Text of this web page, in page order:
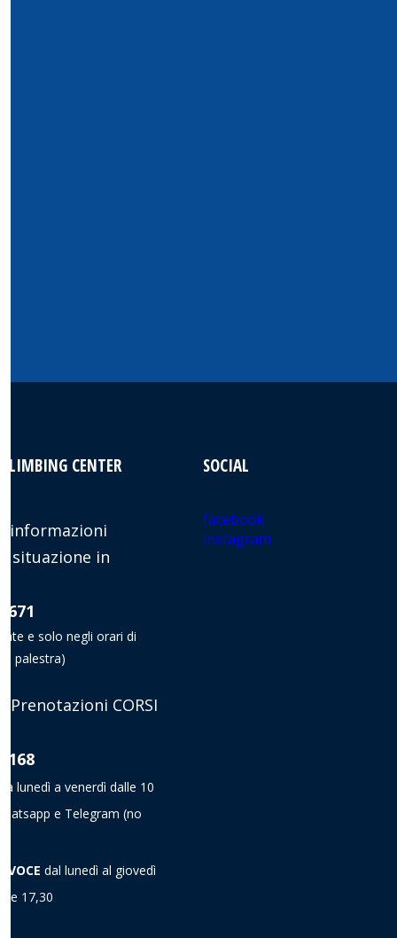
CENTER SOCIAL
informazioni
situazione in
671
e solo negli orari di
palestra)
Prenotazioni CORSI
168
lunedì a venerdì dalle 10
e Telegram (no
VOCE dal lunedì al giovedì
17,30
facebook
instagram